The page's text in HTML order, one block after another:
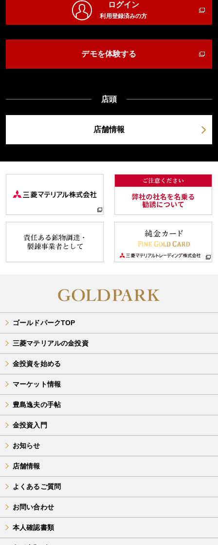
ログイン
利用登録済みの方
デモを体験する
店頭
店舗情報
ゴールドパークTOP
三菱マテリアルの金投資
金投資を始める
マーケット情報
豊島逸夫の手帖
金投資入門
お知らせ
店舗情報
よくあるご質問
お問い合わせ
本人確認書類